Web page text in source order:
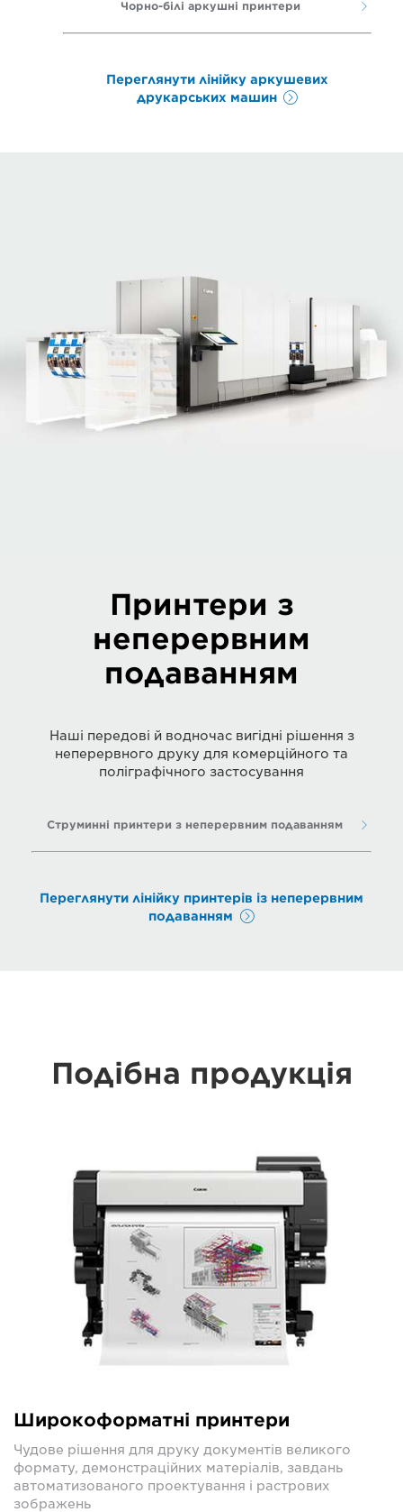
Чорно-білі аркушні принтери
Переглянути лінійку аркушевих
друкарських машин
Принтери з
неперервним
подаванням
Наші передові й водночас вигідні рішення з
неперервного друку для комерційного та
поліграфічного застосування
Струминні принтери з неперервним подаванням
Переглянути лінійку принтерів із неперервним
подаванням
Подібна продукція
Широкоформатні принтери
Чудове рішення для друку документів великого
формату, демонстраційних матеріалів, завдань
автоматизованого проектування і растрових
зображень